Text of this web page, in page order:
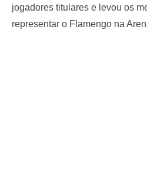
jogadores titulares e levou os
representar o Flamengo na